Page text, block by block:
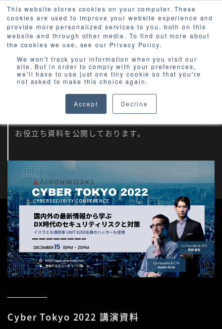
This website stores cookies on your computer. These
cookies are used to improve your website experience and
provide more personalized services to you, both on this
website and through other media. To find out more about
the cookies we use, see our Privacy Policy.
We won't track your information when you visit our
site. But in order to comply with your preferences,
we'll have to use just one tiny cookie so that you're
not asked to make this choice again.
Accept Decline
E-books
最新のサイバーセキュリティに関する
お役立ち資料を公開しております。
Cyber Tokyo 2022 講演資料